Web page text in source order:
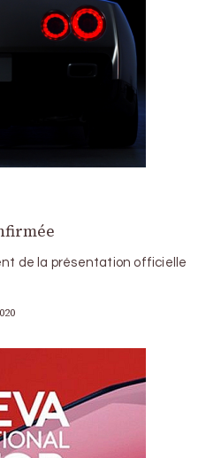
de la présentation officielle